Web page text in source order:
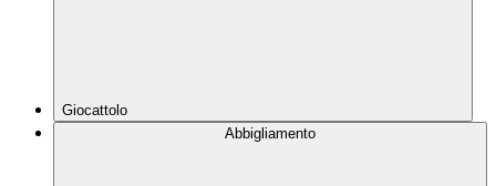
Giocattolo
Abbigliamento